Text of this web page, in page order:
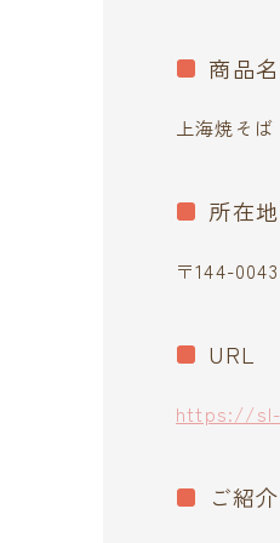
商品名
上海焼そば
所在地
〒144-
URL
https://
ご紹介